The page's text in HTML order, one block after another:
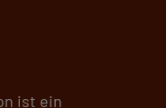
ist ein